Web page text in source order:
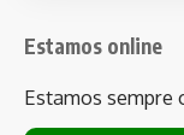
Estamos online
Estamos sempre